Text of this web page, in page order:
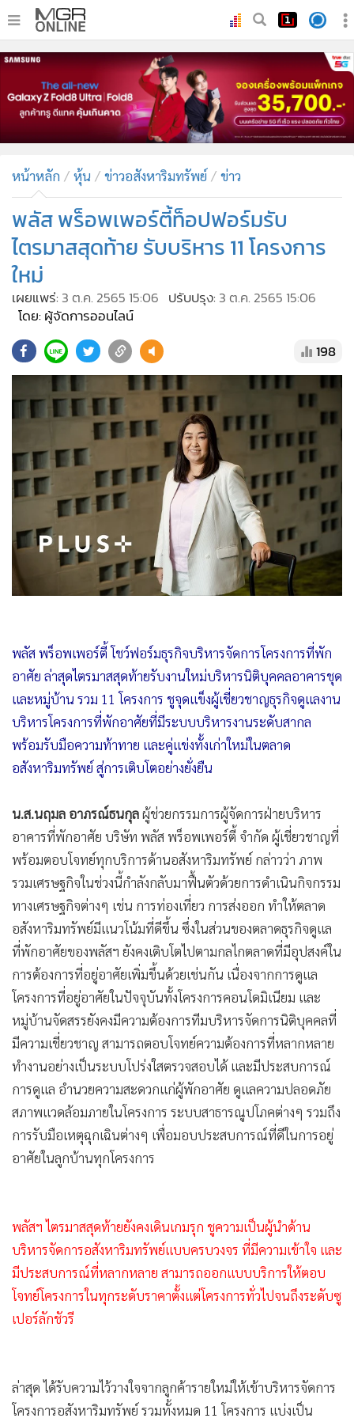
• หน้าหลัก
ทันเหตุการณ์
ภาคใต้
• ภูมิภาค
• บันเทิง
ผู้จัดการรายวัน
• คอลัมนิสต์
• ละคร
• CbizReview
• Cyber BIZ
• Good health & Well-being
• Green Innovation & SD
• Management & HR
• Infographic
• การเมือง
• ท่องเที่ยว
กีฬา
• ต่างประเทศ
• Special Scoop
• เศรษฐกิจ-ธุรกิจ
• ชุมชน-คุณภาพชีวิต
• อาชญากรรม
• Motoring
• เกม
• วิทยาศาสตร์
• SMEs
• อินโดจีน
• กองทุนรวม
• Celeb Online
Factcheck
ญี่ปุ่น
• News1
• Gotomanager
หน้าหลัก หุ้น ข่าวอสังหาริมทรัพย์ ข่าว
พลัส พร็อพเพอร์ตี้ท็อปฟอร์มรับ
ไตรมาสสุดท้าย รับบริหาร 11 โครงการ
ใหม่
เผยแพร่: 3 ต.ค. 2565 15:06 ปรับปรุง: 3 ต.ค. 2565 15:06
โดย: ผู้จัดการออนไลน์
198
พลัส พร็อพเพอร์ตี้ โชว์ฟอร์มธุรกิจบริหารจัดการโครงการที่พัก
อาศัย ล่าสุดไตรมาสสุดท้ายรับงานใหม่บริหารนิติบุคคลอาคารชุด
และหมู่บ้าน รวม 11 โครงการ ชูจุดแข็งผู้เชี่ยวชาญธุรกิจดูแลงาน
บริหารโครงการที่พักอาศัยที่มีระบบบริหารงานระดับสากล
พร้อมรับมือความท้าทาย และคู่แข่งทั้งเก่าใหม่ในตลาด
อสังหาริมทรัพย์ สู่การเติบโตอย่างยั่งยืน
น.ส.นฤมล อาภรณ์ธนกุลผู้ช่วยกรรมการผู้จัดการฝ่ายบริหาร
อาคารที่พักอาศัย บริษัท พลัส พร็อพเพอร์ตี้ จำกัด ผู้เชี่ยวชาญที่
พร้อมตอบโจทย์ทุกบริการด้านอสังหาริมทรัพย์ กล่าวว่า ภาพ
รวมเศรษฐกิจในช่วงนี้กำลังกลับมาฟื้นตัวด้วยการดำเนินกิจกรรม
ทางเศรษฐกิจต่างๆ เช่น การท่องเที่ยว การส่งออก ทำให้ตลาด
อสังหาริมทรัพย์มีแนวโน้มที่ดีขึ้น ซึ่งในส่วนของตลาดธุรกิจดูแล
ที่พักอาศัยของพลัสฯ ยังคงเติบโตไปตามกลไกตลาดที่มีอุปสงค์ใน
การต้องการที่อยู่อาศัยเพิ่มขึ้นด้วยเช่นกัน เนื่องจากการดูแล
โครงการที่อยู่อาศัยในปัจจุบันทั้งโครงการคอนโดมิเนียม และ
หมู่บ้านจัดสรรยังคงมีความต้องการทีมบริหารจัดการนิติบุคคลที่
มีความเชี่ยวชาญ สามารถตอบโจทย์ความต้องการที่หลากหลาย
ทำงานอย่างเป็นระบบโปร่งใสตรวจสอบได้ และมีประสบการณ์
การดูแล อำนวยความสะดวกแก่ผู้พักอาศัย ดูแลความปลอดภัย
สภาพแวดล้อมภายในโครงการ ระบบสาธารณูปโภคต่างๆ รวมถึง
การรับมือเหตุฉุกเฉินต่างๆ เพื่อมอบประสบการณ์ที่ดีในการอยู่
อาศัยในลูกบ้านทุกโครงการ
พลัสฯ ไตรมาสสุดท้ายยังคงเดินเกมรุก ชูความเป็นผู้นำด้าน
บริหารจัดการอสังหาริมทรัพย์แบบครบวงจร ที่มีความเข้าใจ และ
มีประสบการณ์ที่หลากหลาย สามารถออกแบบบริการให้ตอบ
โจทย์โครงการในทุกระดับราคาตั้งแต่โครงการทั่วไปจนถึงระดับซู
เปอร์ลักชัวรี
ล่าสุด ได้รับความไว้วางใจจากลูกค้ารายใหม่ให้เข้าบริหารจัดการ
โครงการอสังหาริมทรัพย์ รวมทั้งหมด 11 โครงการ แบ่งเป็น